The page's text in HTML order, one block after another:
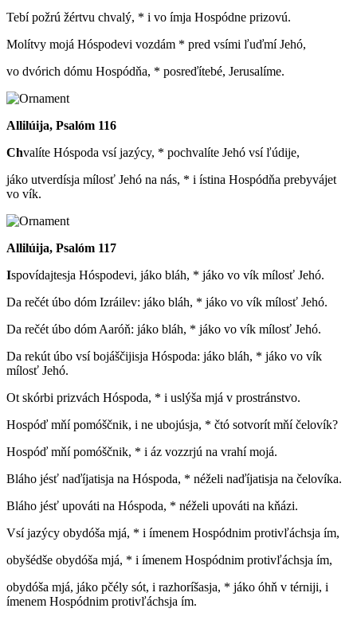
Tebí požrú žértvu chvalý, * i vo ímja Hospódne prizovú.
Molítvy mojá Hóspodevi vozdám * pred vsími ľuďmí Jehó,
vo dvórich dómu Hospódňa, * posreďítebé, Jerusalíme.
Allilúija, Psalóm 116
Chvalíte Hóspoda vsí jazýcy, * pochvalíte Jehó vsí ľúdije,
jáko utverdísja mílosť Jehó na nás, * i ístina Hospódňa prebyvájet
vo vík.
Allilúija, Psalóm 117
Ispovídajtesja Hóspodevi, jáko bláh, * jáko vo vík mílosť Jehó.
Da rečét úbo dóm Izráilev: jáko bláh, * jáko vo vík mílosť Jehó.
Da rečét úbo dóm Aaróň: jáko bláh, * jáko vo vík mílosť Jehó.
Da rekút úbo vsí bojáščijisja Hóspoda: jáko bláh, * jáko vo vík
mílosť Jehó.
Ot skórbi prizvách Hóspoda, * i uslýša mjá v prostránstvo.
Hospóď mňí pomóščnik, i ne ubojúsja, * čtó sotvorít mňí čelovík?
Hospóď mňí pomóščnik, * i áz vozzrjú na vrahí mojá.
Bláho jésť naďíjatisja na Hóspoda, * néželi naďíjatisja na čelovíka.
Bláho jésť upováti na Hóspoda, * néželi upováti na kňázi.
Vsí jazýcy obydóša mjá, * i ímenem Hospódnim protivľáchsja ím,
obyšédše obydóša mjá, * i ímenem Hospódnim protivľáchsja ím,
obydóša mjá, jáko pčély sót, i razhoríšasja, * jáko óhň v térniji, i
ímenem Hospódnim protivľáchsja ím.